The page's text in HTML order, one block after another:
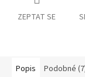
ZEPTAT SE
Popis Podobné